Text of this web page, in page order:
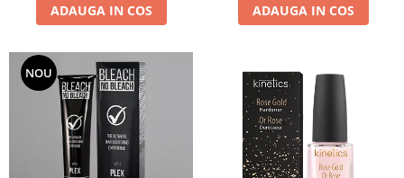
ADAUGA IN COS ADAUGA IN COS
NOU